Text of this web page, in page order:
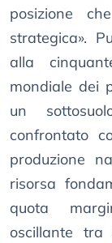
posizione
strategica».
alla
mondiale dei
un
confrontato
produzione
risorsa
quota
oscillante